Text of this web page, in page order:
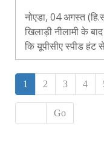
नोएडा, 04 अगस्त
खिलाड़ी नीलामी के
कि यूपीसीए स्पीड
टीम में शामिल करना
उन्होंने बताया कि शु..
1 2 3 4
Go